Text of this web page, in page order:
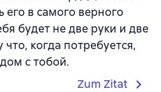
в самого верного
будет не две руки и две
когда потребуется,
с тобой.
Zum Zitat